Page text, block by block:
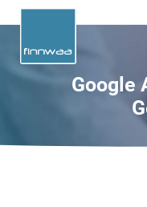
Google